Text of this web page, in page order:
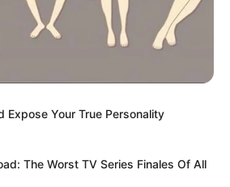
Expose Your True Personality
The Worst TV Series Finales Of All